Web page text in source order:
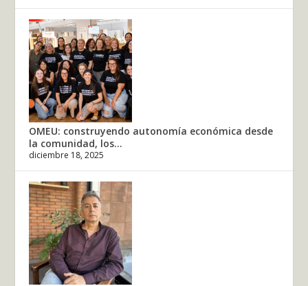
OMEU: construyendo autonomía económica desde
la comunidad, los...
diciembre 18, 2025